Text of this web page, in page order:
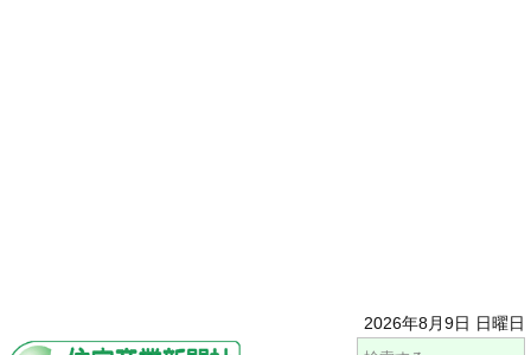
2026年8月9日 日曜日